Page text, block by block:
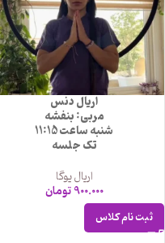
اریال دنس
مربی: بنفشه
شنبه ساعت 11:15
تک جلسه
اریال یوگا
900.000تومان
ثبت نام کلاس